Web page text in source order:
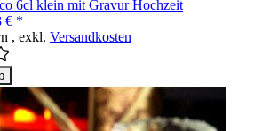
6cl klein mit Gravur Hochzeit
€ *
, exkl. Versandkosten